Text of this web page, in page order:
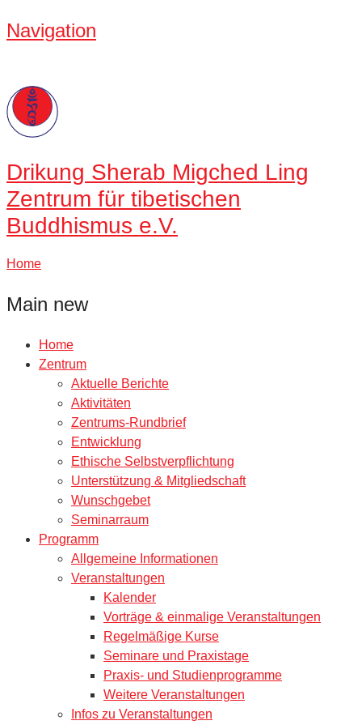
Navigation
Drikung Sherab Migched Ling
Zentrum für tibetischen
Buddhismus e.V.
Home
Main new
Home
Zentrum
Aktuelle Berichte
Aktivitäten
Zentrums-Rundbrief
Entwicklung
Ethische Selbstverpflichtung
Unterstützung & Mitgliedschaft
Wunschgebet
Seminarraum
Programm
Allgemeine Informationen
Veranstaltungen
Kalender
Vorträge & einmalige Veranstaltungen
Regelmäßige Kurse
Seminare und Praxistage
Praxis- und Studienprogramme
Weitere Veranstaltungen
Infos zu Veranstaltungen